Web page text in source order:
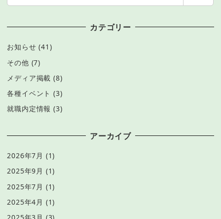
カテゴリー
お知らせ (41)
その他 (7)
メディア掲載 (8)
各種イベント (3)
就職内定情報 (3)
アーカイブ
2026年7月 (1)
2025年9月 (1)
2025年7月 (1)
2025年4月 (1)